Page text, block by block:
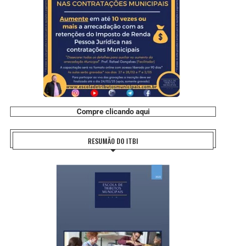
Compre clicando aqui
RESUMÃO DO ITBI